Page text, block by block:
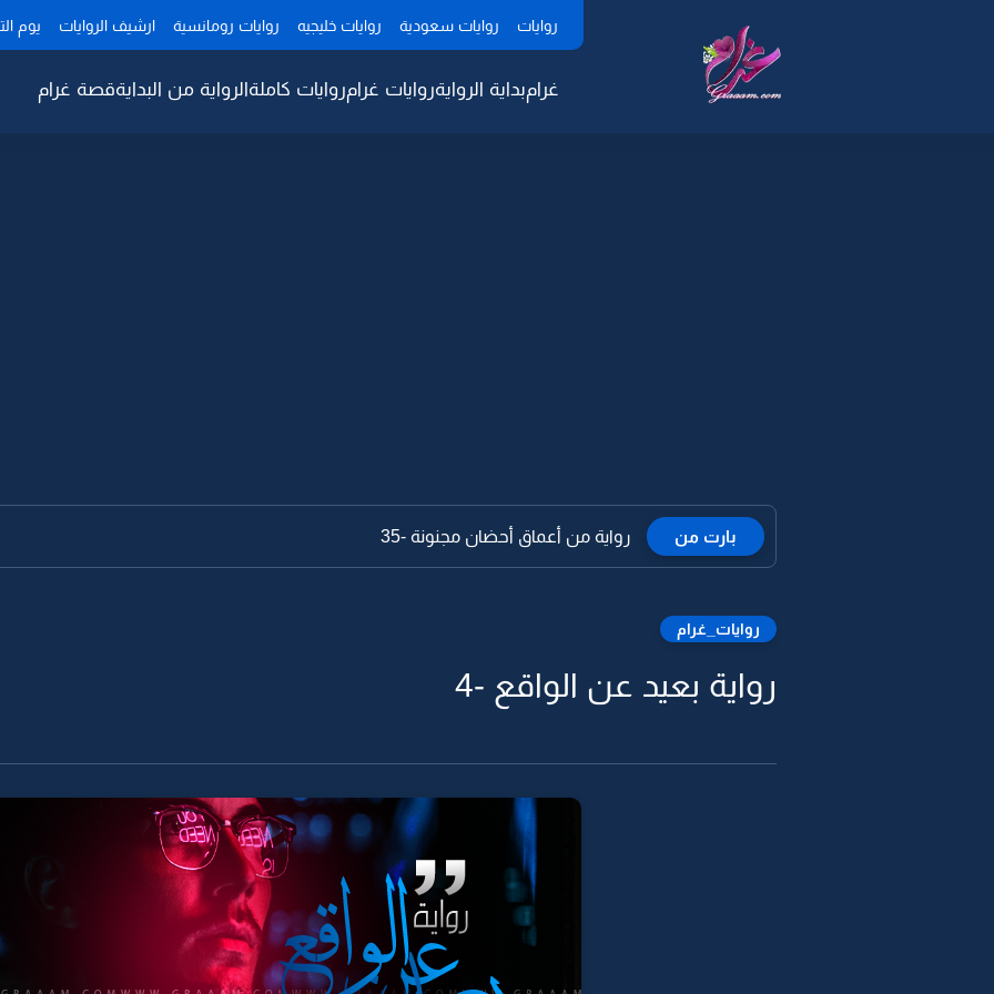
روايات روايات سعودية روايات خليجيه روايات رومانسية ارشيف الروايات يوم
غرامبداية الروايةروايات غرامروايات كاملةالرواية من البدايةقصة غرام
بارت من رواية من أعماق أحضان مجنونة -35
روايات_غرام
رواية بعيد عن الواقع -4